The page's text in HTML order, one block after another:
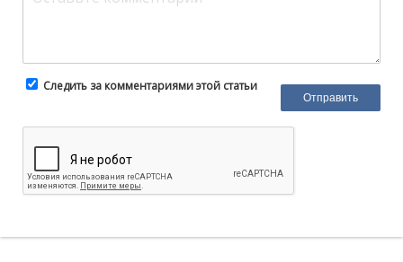
Следить за комментариями этой статьи